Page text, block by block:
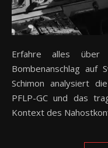
Erfahre alles über den 21. Februar 1970: Der
Bombenanschlag auf
Schimon analysiert
PFLP-GC und das
Kontext des